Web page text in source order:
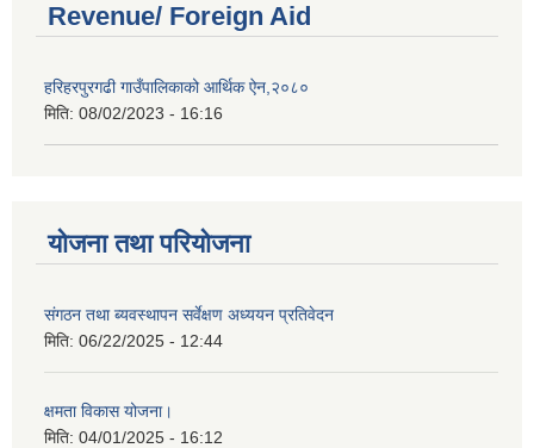
Revenue/ Foreign Aid
हरिहरपुरगढी गाउँपालिकाको आर्थिक ऐन,२०८०
मिति: 08/02/2023 - 16:16
योजना तथा परियोजना
संगठन तथा ब्यवस्थापन सर्वेक्षण अध्ययन प्रतिवेदन
मिति: 06/22/2025 - 12:44
क्षमता विकास योजना।
मिति: 04/01/2025 - 16:12